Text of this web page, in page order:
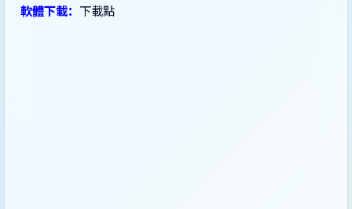
軟體下載： 下載點